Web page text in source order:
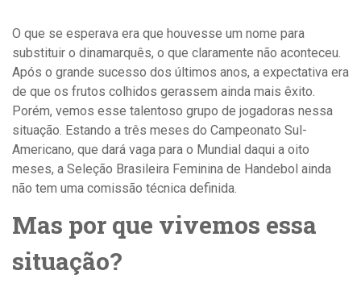
O que se esperava era que houvesse um nome para
substituir o dinamarquês, o que claramente não aconteceu.
Após o grande sucesso dos últimos anos, a expectativa era
de que os frutos colhidos gerassem ainda mais êxito.
Porém, vemos esse talentoso grupo de jogadoras nessa
situação. Estando a três meses do Campeonato Sul-
Americano, que dará vaga para o Mundial daqui a oito
meses, a Seleção Brasileira Feminina de Handebol ainda
não tem uma comissão técnica definida.
Mas por que vivemos essa
situação?